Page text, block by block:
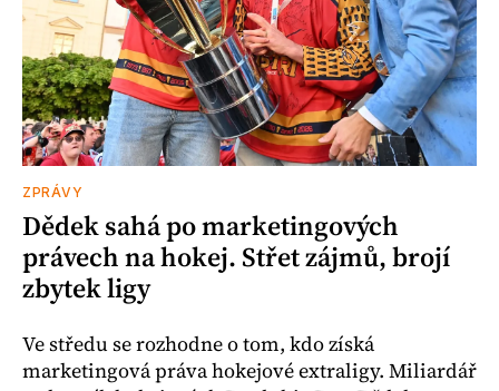
ZPRÁVY
Dědek sahá po marketingových
právech na hokej. Střet zájmů, brojí
zbytek ligy
Ve středu se rozhodne o tom, kdo získá
marketingová práva hokejové extraligy. Miliardář